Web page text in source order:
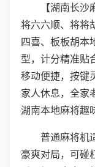
【湖南长
将六六顺、将将
四喜、板板胡本
型，计分精准贴
移动便捷，按键
家人休息，全家
湖南本地麻将趣
普通麻将机
豪爽对局，可碰